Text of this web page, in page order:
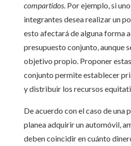
compartidos. Por ejemplo, si
integrantes desea realizar un
esto afectará de alguna forma
presupuesto conjunto, aunque
objetivo propio. Proponer
conjunto permite establecer
y distribuir los recursos
De acuerdo con el caso de una
planea adquirir un automóvil,
deben coincidir en cuánto